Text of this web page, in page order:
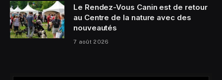
Le Rendez-Vous Canin est de retour
au Centre de la nature avec des
nouveautés
7 août 2026